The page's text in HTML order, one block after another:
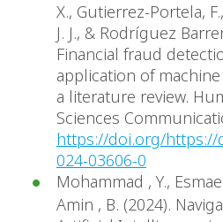
X., Gutierrez-Portela,
J. J., & Rodríguez
Financial fraud
application of
a literature review.
Sciences
https://doi.org/https://
024-03606-0
Mohammad , Y.,
Amin , B. (2024).